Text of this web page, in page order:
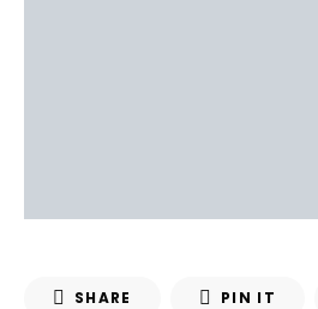
SHARE PIN IT